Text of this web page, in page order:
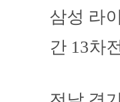
삼성 라
간 13차